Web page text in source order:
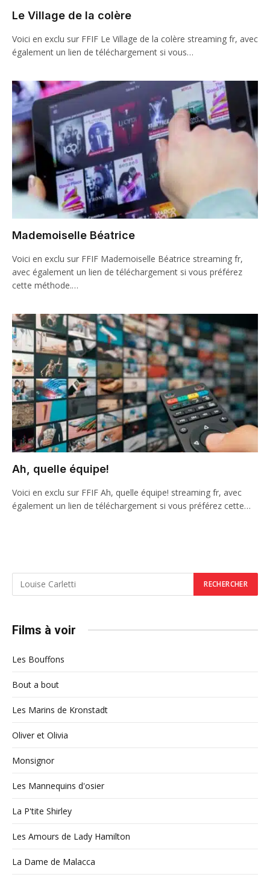
Le Village de la colère
Voici en exclu sur FFIF Le Village de la colère streaming fr, avec
également un lien de téléchargement si vous…
Mademoiselle Béatrice
Voici en exclu sur FFIF Mademoiselle Béatrice streaming fr,
avec également un lien de téléchargement si vous préférez
cette méthode.…
Ah, quelle équipe!
Voici en exclu sur FFIF Ah, quelle équipe! streaming fr, avec
également un lien de téléchargement si vous préférez cette…
Films à voir
Les Bouffons
Bout a bout
Les Marins de Kronstadt
Oliver et Olivia
Monsignor
Les Mannequins d'osier
La P'tite Shirley
Les Amours de Lady Hamilton
La Dame de Malacca